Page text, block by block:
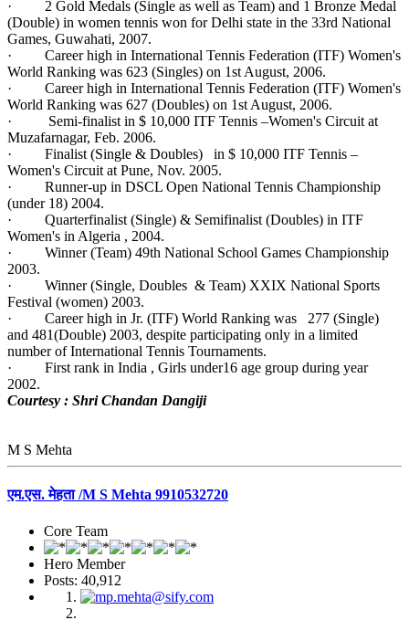
· 2 Gold Medals (Single as well as Team) and 1 Bronze Medal
(Double) in women tennis won for Delhi state in the 33rd National
Games, Guwahati, 2007.
· Career high in International Tennis Federation (ITF) Women's
World Ranking was 623 (Singles) on 1st August, 2006.
· Career high in International Tennis Federation (ITF) Women's
World Ranking was 627 (Doubles) on 1st August, 2006.
· Semi-finalist in $ 10,000 ITF Tennis –Women's Circuit at
Muzafarnagar, Feb. 2006.
· Finalist (Single & Doubles) in $ 10,000 ITF Tennis –
Women's Circuit at Pune, Nov. 2005.
· Runner-up in DSCL Open National Tennis Championship
(under 18) 2004.
· Quarterfinalist (Single) & Semifinalist (Doubles) in ITF
Women's in Algeria , 2004.
· Winner (Team) 49th National School Games Championship
2003.
· Winner (Single, Doubles & Team) XXIX National Sports
Festival (women) 2003.
· Career high in Jr. (ITF) World Ranking was 277 (Single)
and 481(Double) 2003, despite participating only in a limited
number of International Tennis Tournaments.
· First rank in India , Girls under16 age group during year
2002.
Courtesy : Shri Chandan Dangiji
M S Mehta
एम.एस. मेहता /M S Mehta 9910532720
Core Team
Hero Member
Posts: 40,912